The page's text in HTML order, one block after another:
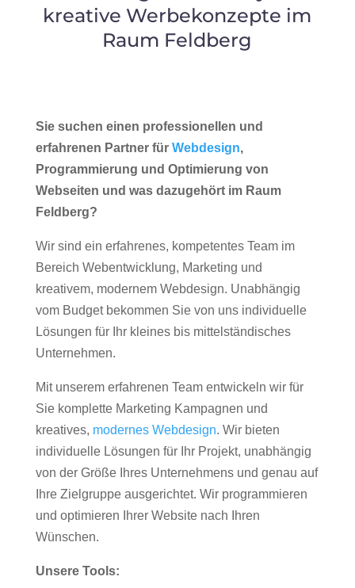
kreative Werbekonzepte im
Raum Feldberg
Sie suchen einen professionellen und
erfahrenen Partner für Webdesign,
Programmierung und Optimierung von
Webseiten und was dazugehört im Raum
Feldberg?
Wir sind ein erfahrenes, kompetentes Team im
Bereich Webentwicklung, Marketing und
kreativem, modernem Webdesign. Unabhängig
vom Budget bekommen Sie von uns individuelle
Lösungen für Ihr kleines bis mittelständisches
Unternehmen.
Mit unserem erfahrenen Team entwickeln wir für
Sie komplette Marketing Kampagnen und
kreatives, modernes Webdesign. Wir bieten
individuelle Lösungen für Ihr Projekt, unabhängig
von der Größe Ihres Unternehmens und genau auf
Ihre Zielgruppe ausgerichtet. Wir programmieren
und optimieren Ihrer Website nach Ihren
Wünschen.
Unsere Tools: